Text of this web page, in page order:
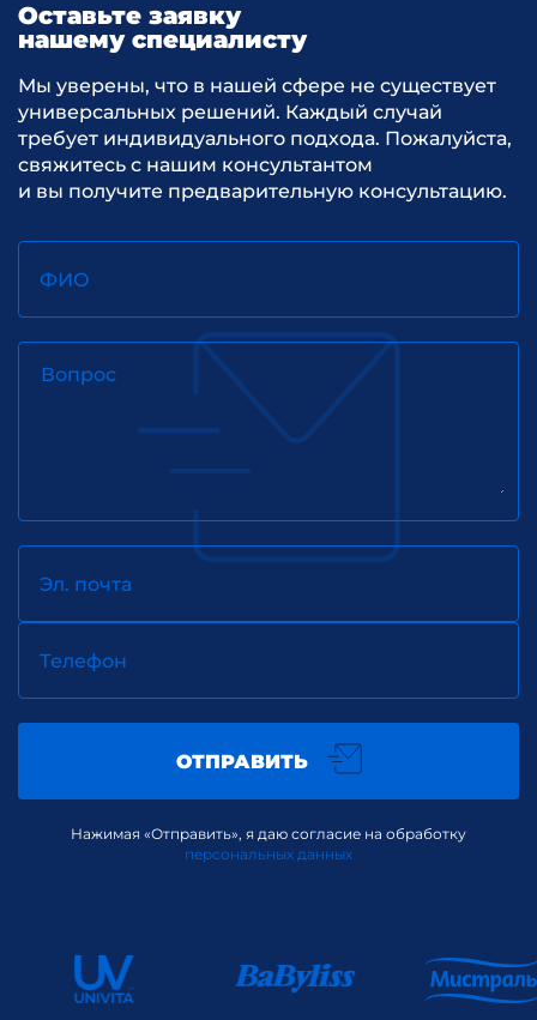
Оставьте заявку
нашему специалисту
Мы уверены, что в нашей сфере не существует
универсальных решений. Каждый случай
требует индивидуального подхода. Пожалуйста,
свяжитесь с нашим консультантом
и вы получите предварительную консультацию.
ФИО
Вопрос
Эл. почта
Телефон
ОТПРАВИТЬ
Нажимая «Отправить», я даю согласие на обработку
персональных данных